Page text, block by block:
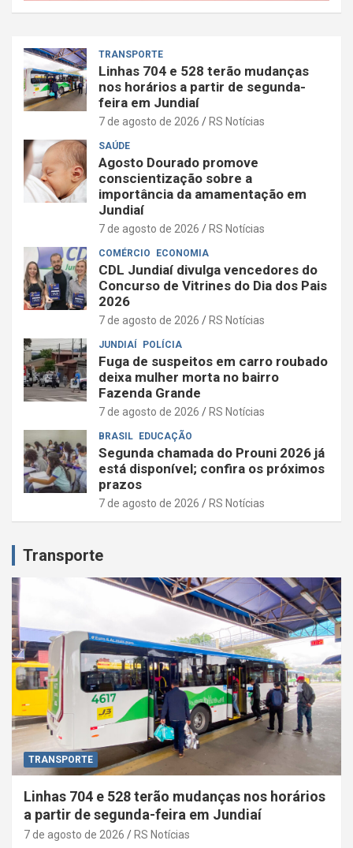
TRANSPORTE
Linhas 704 e 528 terão mudanças
nos horários a partir de segunda-
feira em Jundiaí
7 de agosto de 2026 RS Notícias
SAÚDE
Agosto Dourado promove
conscientização sobre a
importância da amamentação em
Jundiaí
7 de agosto de 2026 RS Notícias
COMÉRCIO ECONOMIA
CDL Jundiaí divulga vencedores do
Concurso de Vitrines do Dia dos Pais
2026
7 de agosto de 2026 RS Notícias
JUNDIAÍ POLÍCIA
Fuga de suspeitos em carro roubado
deixa mulher morta no bairro
Fazenda Grande
7 de agosto de 2026 RS Notícias
BRASIL EDUCAÇÃO
Segunda chamada do Prouni 2026 já
está disponível; confira os próximos
prazos
7 de agosto de 2026 RS Notícias
Transporte
TRANSPORTE
Linhas 704 e 528 terão mudanças nos horários
a partir de segunda-feira em Jundiaí
7 de agosto de 2026 RS Notícias